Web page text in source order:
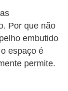
Por que não
embutido
espaço é
permite.